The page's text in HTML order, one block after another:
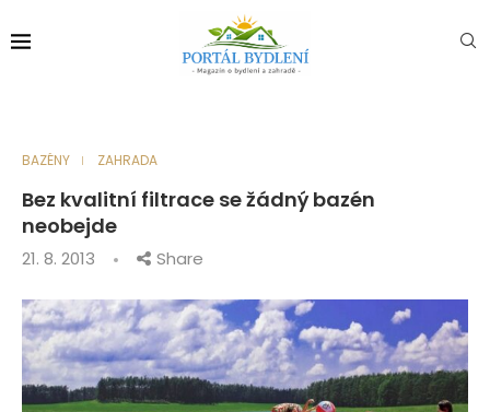
BAZÉNY ZAHRADA
Bez kvalitní filtrace se žádný bazén
neobejde
21. 8. 2013 Share